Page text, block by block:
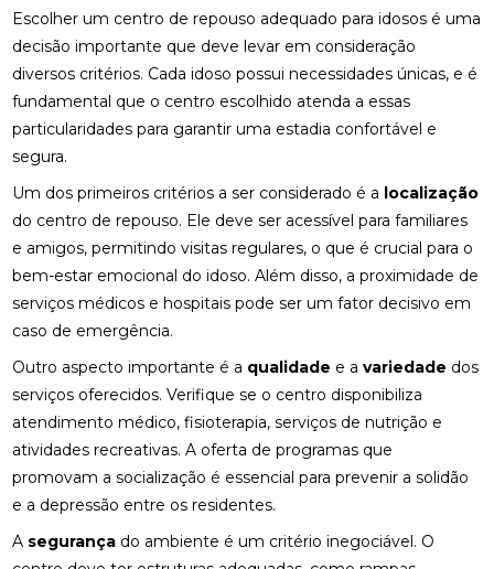
Escolher um centro de repouso adequado para idosos é uma
decisão importante que deve levar em consideração
diversos critérios. Cada idoso possui necessidades únicas, e é
fundamental que o centro escolhido atenda a essas
particularidades para garantir uma estadia confortável e
segura.
Um dos primeiros critérios a ser considerado é a localização
do centro de repouso. Ele deve ser acessível para familiares
e amigos, permitindo visitas regulares, o que é crucial para o
bem-estar emocional do idoso. Além disso, a proximidade de
serviços médicos e hospitais pode ser um fator decisivo em
caso de emergência.
Outro aspecto importante é a qualidade e avariedade dos
serviços oferecidos. Verifique se o centro disponibiliza
atendimento médico, fisioterapia, serviços de nutrição e
atividades recreativas. A oferta de programas que
promovam a socialização é essencial para prevenir a solidão
e a depressão entre os residentes.
A segurança do ambiente é um critério inegociável. O